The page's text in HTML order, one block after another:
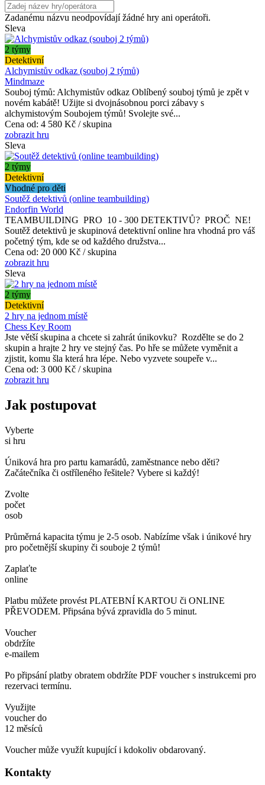
Zadanému názvu neodpovídají žádné hry ani operátoři.
Sleva
2 týmy
Detektivní
Alchymistův odkaz (souboj 2 týmů)
Mindmaze
Souboj týmů: Alchymistův odkaz Oblíbený souboj týmů je zpět v
novém kabátě! Užijte si dvojnásobnou porci zábavy s
alchymistovým Soubojem týmů! Svolejte své...
Cena od: 4 580 Kč / skupina
zobrazit hru
Sleva
2 týmy
Detektivní
Vhodné pro děti
Soutěž detektivů (online teambuilding)
Endorfin World
TEAMBUILDING PRO 10 - 300 DETEKTIVŮ? PROČ NE!
Soutěž detektivů je skupinová detektivní online hra vhodná pro váš
početný tým, kde se od každého družstva...
Cena od: 20 000 Kč / skupina
zobrazit hru
Sleva
2 týmy
Detektivní
2 hry na jednom místě
Chess Key Room
Jste větší skupina a chcete si zahrát únikovku? Rozdělte se do 2
skupin a hrajte 2 hry ve stejný čas. Po hře se můžete vyměnit a
zjistit, komu šla která hra lépe. Nebo vyzvete soupeře v...
Cena od: 3 000 Kč / skupina
zobrazit hru
Jak postupovat
Vyberte
si hru
Úniková hra pro partu kamarádů, zaměstnance nebo děti?
Začátečníka či ostříleného řešitele? Vybere si každý!
Zvolte
počet
osob
Průměrná kapacita týmu je 2-5 osob. Nabízíme však i únikové hry
pro početnější skupiny či souboje 2 týmů!
Zaplaťte
online
Platbu můžete provést PLATEBNÍ KARTOU či ONLINE
PŘEVODEM. Připsána bývá zpravidla do 5 minut.
Voucher
obdržíte
e-mailem
Po připsání platby obratem obdržíte PDF voucher s instrukcemi pro
rezervaci termínu.
Využijte
voucher do
12 měsíců
Voucher může využít kupující i kdokoliv obdarovaný.
Kontakty